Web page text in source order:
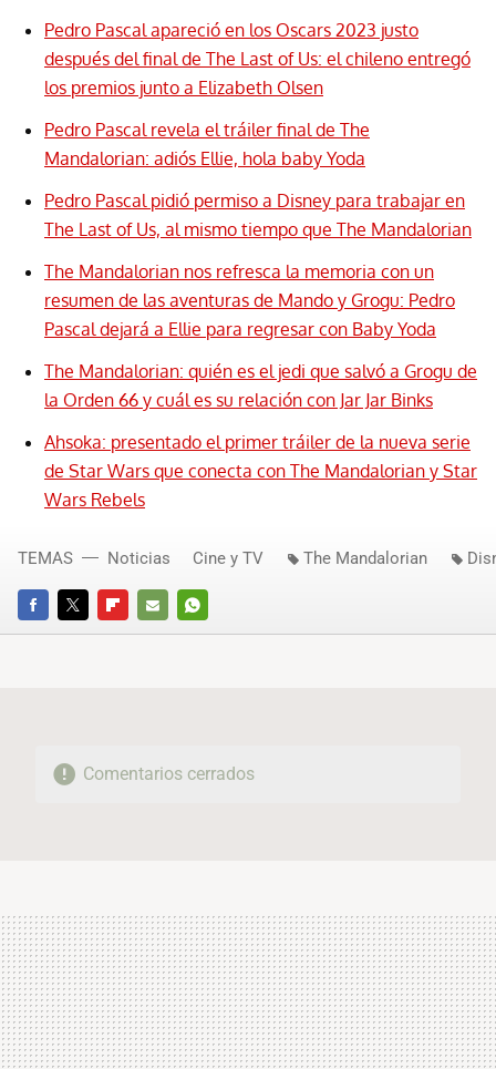
Pedro Pascal apareció en los Oscars 2023 justo
después del final de The Last of Us: el chileno entregó
los premios junto a Elizabeth Olsen
Pedro Pascal revela el tráiler final de The
Mandalorian: adiós Ellie, hola baby Yoda
Pedro Pascal pidió permiso a Disney para trabajar en
The Last of Us, al mismo tiempo que The Mandalorian
The Mandalorian nos refresca la memoria con un
resumen de las aventuras de Mando y Grogu: Pedro
Pascal dejará a Ellie para regresar con Baby Yoda
The Mandalorian: quién es el jedi que salvó a Grogu de
la Orden 66 y cuál es su relación con Jar Jar Binks
Ahsoka: presentado el primer tráiler de la nueva serie
de Star Wars que conecta con The Mandalorian y Star
Wars Rebels
FACEBOOKTWITTERFLIPBOARD
E-
WHATSAPP
TEMAS Noticias Cine y TV The Mandalorian
Comentarios cerrados